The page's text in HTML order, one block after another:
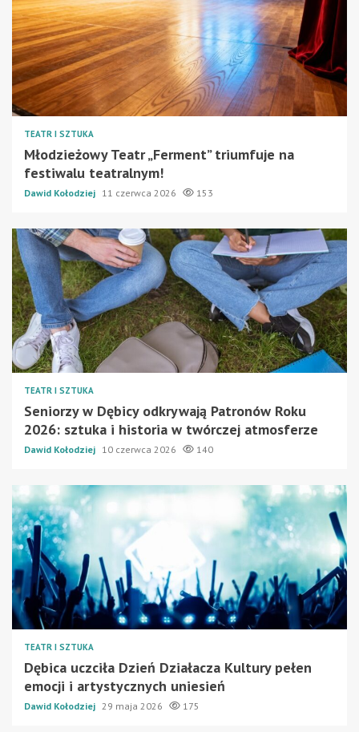
TEATR I SZTUKA
Młodzieżowy Teatr „Ferment” triumfuje na
festiwalu teatralnym!
Dawid Kołodziej 11 czerwca 2026 153
TEATR I SZTUKA
Seniorzy w Dębicy odkrywają Patronów Roku
2026: sztuka i historia w twórczej atmosferze
Dawid Kołodziej 10 czerwca 2026 140
TEATR I SZTUKA
Dębica uczciła Dzień Działacza Kultury pełen
emocji i artystycznych uniesień
Dawid Kołodziej 29 maja 2026 175